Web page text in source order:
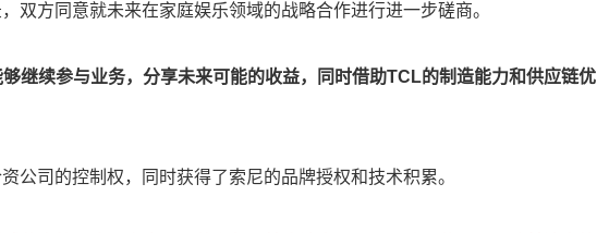
双方同意就未来在家庭娱乐领域的战略合作进行进一步磋商。
继续参与业务，分享未来可能的收益，同时借助TCL的制造能力和供应链优
公司的控制权，同时获得了索尼的品牌授权和技术积累。